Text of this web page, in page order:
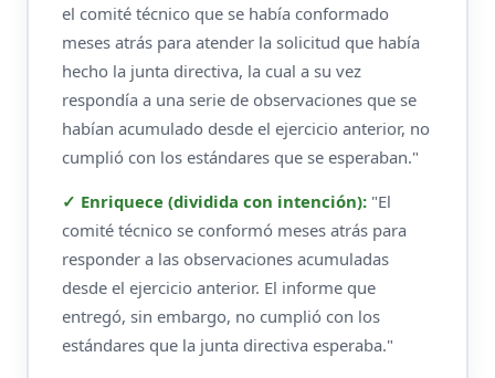
el comité técnico que se había conformado
meses atrás para atender la solicitud que había
hecho la junta directiva, la cual a su vez
respondía a una serie de observaciones que se
habían acumulado desde el ejercicio anterior, no
cumplió con los estándares que se esperaban."
✓ Enriquece (dividida con intención):"El
comité técnico se conformó meses atrás para
responder a las observaciones acumuladas
desde el ejercicio anterior. El informe que
entregó, sin embargo, no cumplió con los
estándares que la junta directiva esperaba."